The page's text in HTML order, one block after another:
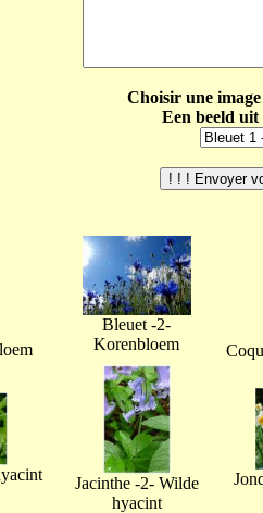
Choisir une
Een beeld
Bleuet -2-
Korenbloem
Jacinthe -2- Wilde
hyacint